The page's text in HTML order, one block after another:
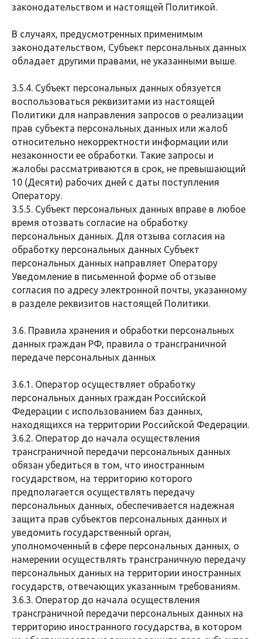
законодательством и настоящей Политикой.
В случаях, предусмотренных применимым
законодательством, Субъект персональных данных
обладает другими правами, не указанными выше.
3.5.4. Субъект персональных данных обязуется
воспользоваться реквизитами из настоящей
Политики для направления запросов о реализации
прав субъекта персональных данных или жалоб
относительно некорректности информации или
незаконности ее обработки. Такие запросы и
жалобы рассматриваются в срок, не превышающий
10 (Десяти) рабочих дней с даты поступления
Оператору.
3.5.5. Субъект персональных данных вправе в любое
время отозвать согласие на обработку
персональных данных. Для отзыва согласия на
обработку персональных данных Субъект
персональных данных направляет Оператору
Уведомление в письменной форме об отзыве
согласия по адресу электронной почты, указанному
в разделе реквизитов настоящей Политики.
3.6. Правила хранения и обработки персональных
данных граждан РФ, правила о трансграничной
передаче персональных данных
3.6.1. Оператор осуществляет обработку
персональных данных граждан Российской
Федерации с использованием баз данных,
находящихся на территории Российской Федерации.
3.6.2. Оператор до начала осуществления
трансграничной передачи персональных данных
обязан убедиться в том, что иностранным
государством, на территорию которого
предполагается осуществлять передачу
персональных данных, обеспечивается надежная
защита прав субъектов персональных данных и
уведомить государственный орган,
уполномоченный в сфере персональных данных, о
намерении осуществлять трансграничную передачу
персональных данных на территории иностранных
государств, отвечающих указанным требованиям.
3.6.3. Оператор до начала осуществления
трансграничной передачи персональных данных на
территорию иностранного государства, в котором